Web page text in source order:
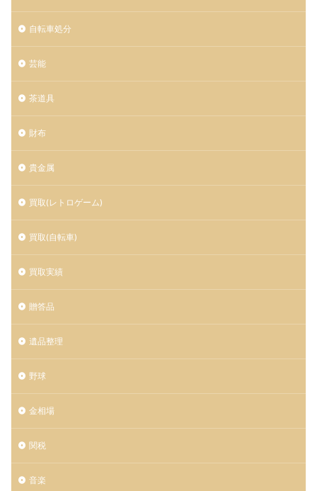
自転車処分
芸能
茶道具
財布
貴金属
買取(レトロゲーム)
買取(自転車)
買取実績
贈答品
遺品整理
野球
金相場
関税
音楽